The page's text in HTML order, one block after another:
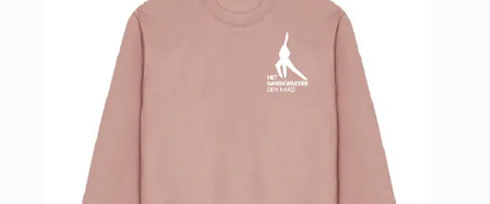
productpagina